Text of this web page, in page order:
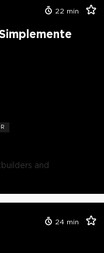
22 min
builders and
24 min